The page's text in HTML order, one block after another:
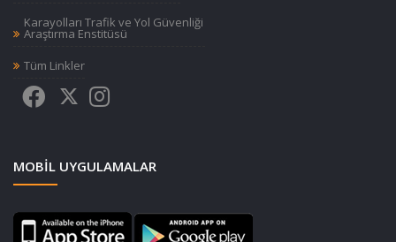
Karayolları Trafik ve Yol Güvenliği
Araştırma Enstitüsü
Tüm Linkler
MOBIL UYGULAMALAR